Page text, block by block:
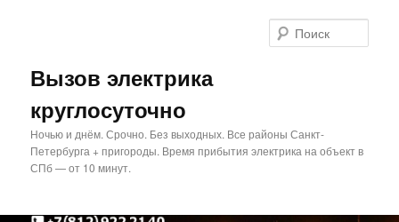
Вызов электрика
круглосуточно
Ночью и днём. Срочно. Без выходных. Все районы Санкт-
Петербурга + пригороды. Время прибытия электрика на объект в
СПб — от 10 минут.